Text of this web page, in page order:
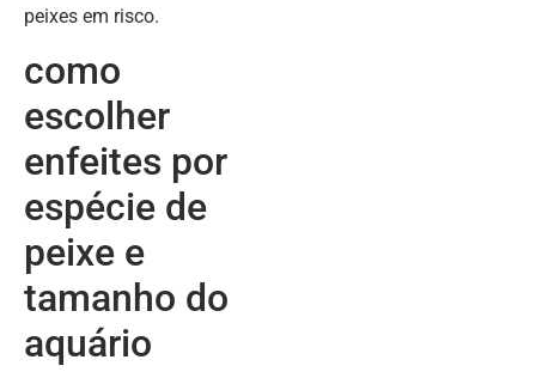
peixes em risco.
como
escolher
enfeites por
espécie de
peixe e
tamanho do
aquário